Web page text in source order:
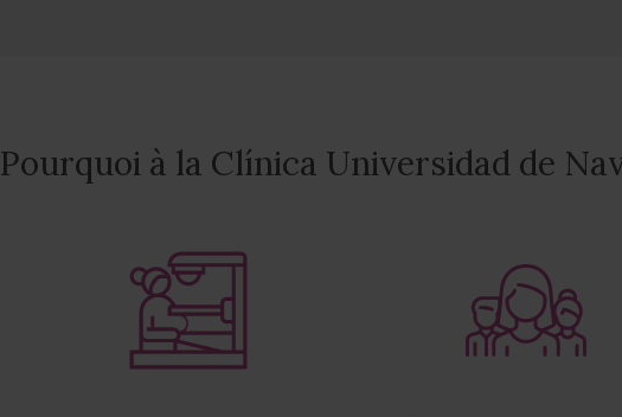
Pourquoi à la Clínica Universidad de